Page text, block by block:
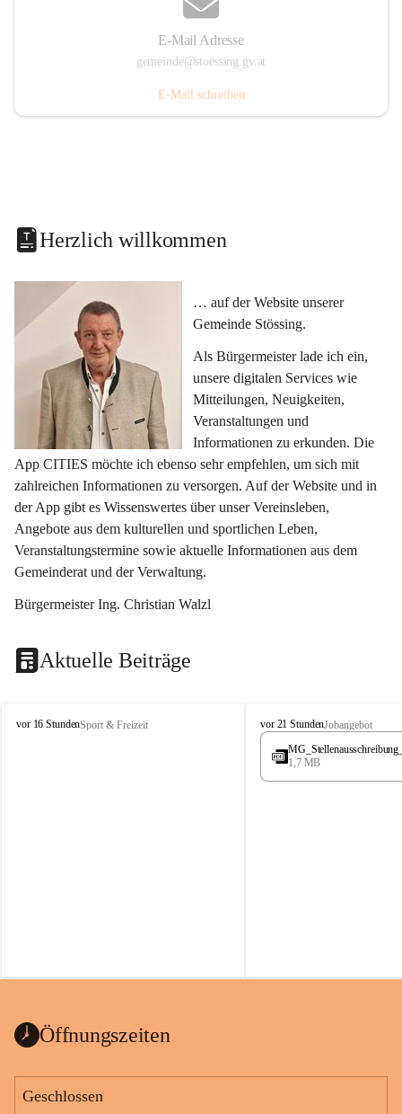
E-Mail Adresse
gemeinde@stoessing.gv.at
E-Mail schreiben
Herzlich willkommen
… auf der Website unserer
Gemeinde Stössing.
Als Bürgermeister lade ich ein,
unsere digitalen Services wie
Mitteilungen, Neuigkeiten,
Veranstaltungen und
Informationen zu erkunden. Die
App CITIES möchte ich ebenso sehr empfehlen, um sich mit
zahlreichen Informationen zu versorgen. Auf der Website und in
der App gibt es Wissenswertes über unser Vereinsleben,
Angebote aus dem kulturellen und sportlichen Leben,
Veranstaltungstermine sowie aktuelle Informationen aus dem
Gemeinderat und der Verwaltung.
Bürgermeister Ing. Christian Walzl
Aktuelle Beiträge
S
vor 16 StundenSport & Freizeit
S
t
s
vor 21 StundenJobangebot
1,7 MB
Öffnungszeiten
Geschlossen